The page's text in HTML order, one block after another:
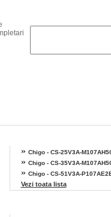
» Chigo - CS-25V3A-
» Chigo - CS-35V3A-
» Chigo - CS-51V3A-
Vezi toata lista